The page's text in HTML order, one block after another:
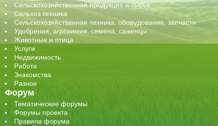
Сельскохозяйственная продукция и сырье
Сельхоз техника
Сельскохозяйственная техника, оборудование, запчасти
Удобрения, агрохимия, семена, саженцы
Животные и птица
Услуги
Недвижимость
Работа
Знакомства
Разное
Форум
Тематические форумы
Форумы проекта
Правила форума